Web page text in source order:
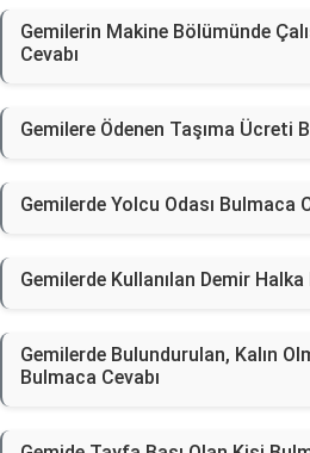
Gemilerin Makine Bölümünde
Cevabı
Gemilere Ödenen Taşıma Ücreti
Gemilerde Yolcu Odası Bulmaca
Gemilerde Kullanılan Demir Halka
Gemilerde Bulundurulan, Kalın
Bulmaca Cevabı